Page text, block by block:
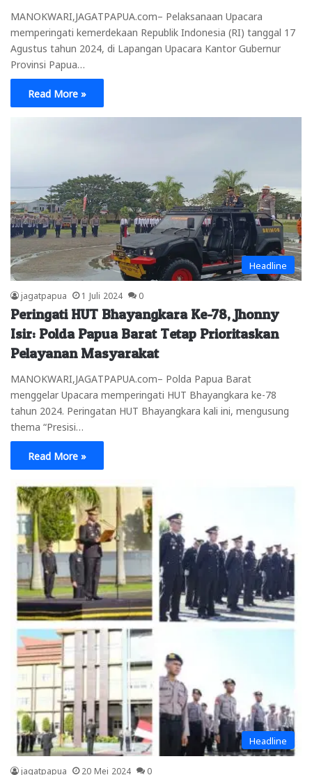
MANOKWARI,JAGATPAPUA.com– Pelaksanaan Upacara
memperingati kemerdekaan Republik Indonesia (RI) tanggal 17
Agustus tahun 2024, di Lapangan Upacara Kantor Gubernur
Provinsi Papua…
Read More »
Headline
jagatpapua 1 Juli 2024 0
Peringati HUT Bhayangkara Ke-78, Jhonny
Isir: Polda Papua Barat Tetap Prioritaskan
Pelayanan Masyarakat
MANOKWARI,JAGATPAPUA.com– Polda Papua Barat
menggelar Upacara memperingati HUT Bhayangkara ke-78
tahun 2024. Peringatan HUT Bhayangkara kali ini, mengusung
thema “Presisi…
Read More »
Headline
jagatpapua 20 Mei 2024 0